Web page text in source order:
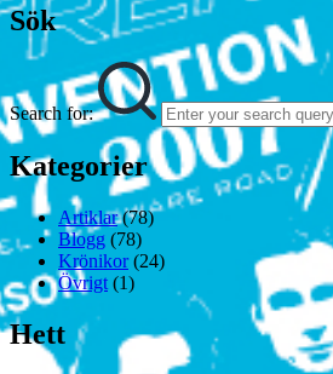
Sök
Search for:
Kategorier
Artiklar(78)
Blogg (78)
Krönikor(24)
Övrigt (1)
Hett